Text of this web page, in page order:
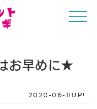
お早めに★
2020-06-11UP!